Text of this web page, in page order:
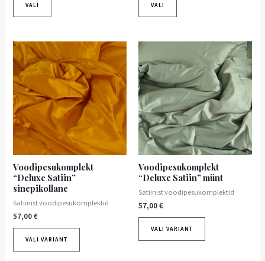
VALI VALI
Voodipesukomplekt
“Deluxe Satiin”
sinepikollane
Satiinist voodipesukomplektid
57,00€
VALI VARIANT
Voodipesukomplekt
“Deluxe Satiin” münt
Satiinist voodipesukomplektid
57,00€
VALI VARIANT